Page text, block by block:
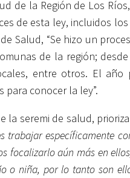
de la Región de Los
de esta ley, incluidos
Salud, “Se hizo un
de la región;
entre otros. El
para conocer la ley”.
seremi de salud,
trabajar específicamente
focalizarlo aún más en
o niña, por lo tanto son